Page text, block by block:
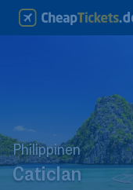
Philippinen
Caticlan